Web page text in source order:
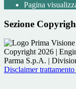
Pagina
Sezione
Copyright 2026 |
Parma S.p.A. |
Disclaimer